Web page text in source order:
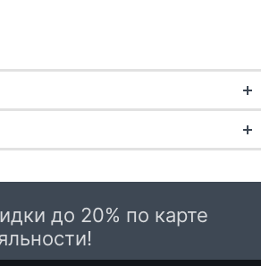
и области
области доставка курьером до
до 20% по карте